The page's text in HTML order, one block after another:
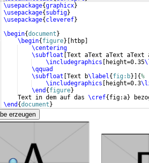
\usepackage{graphicx}
\usepackage{ subfig}
\usepackage{ cleveref}
\begin{document }
\begin{ figure} htbp
\centering
\subfloat Text aText aText aText
\includegraphics
height=0.35
\qquad
\subfloat Text b\label{ fig:b} {%
\includegraphics
height=0.3
\end { figure}
    Text in dem auf das
\cref{ fig:a}
\end {document }
erzeugen